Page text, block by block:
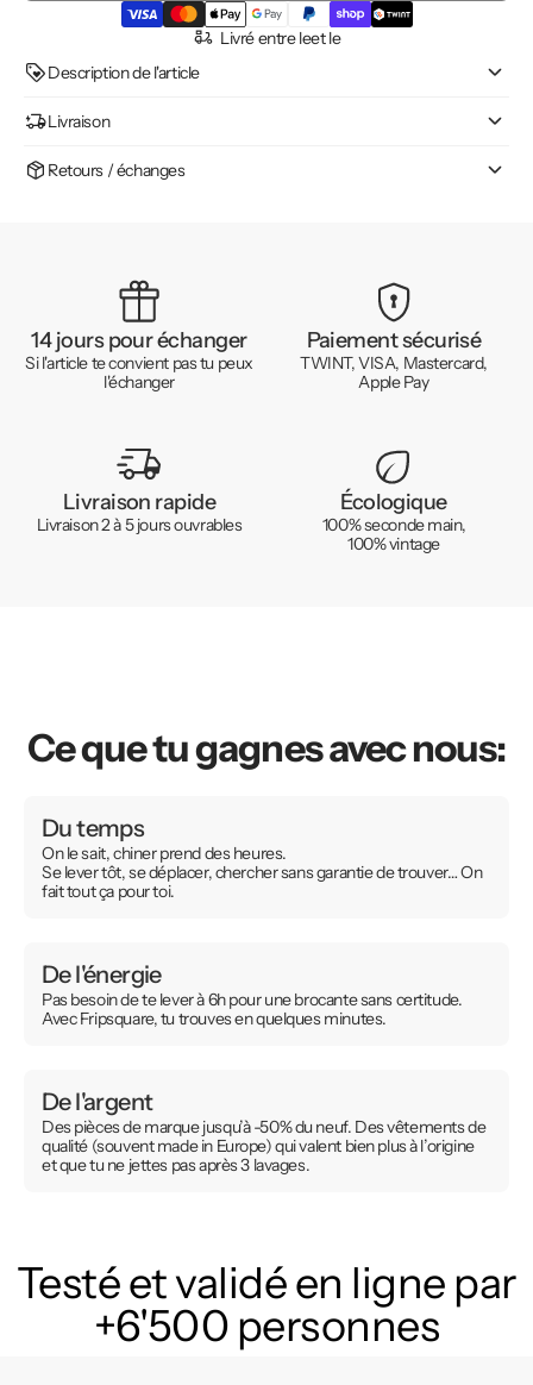
Livré entre leet le
Description de l'article
Livraison
Retours / échanges
14 jours pour échanger
Si l'article te convient pas tu peux
l'échanger
Paiement sécurisé
TWINT, VISA, Mastercard,
Apple Pay
Livraison rapide
Livraison 2 à 5 jours ouvrables
Écologique
100% seconde main,
100% vintage
Ce que tu gagnes avec nous:
Du temps
On le sait, chiner prend des heures.
Se lever tôt, se déplacer, chercher sans garantie de trouver… On
fait tout ça pour toi.
De l'énergie
Pas besoin de te lever à 6h pour une brocante sans certitude.
Avec Fripsquare, tu trouves en quelques minutes.
De l'argent
Des pièces de marque jusqu’à -50% du neuf. Des vêtements de
qualité (souvent made in Europe) qui valent bien plus à l’origine
et que tu ne jettes pas après 3 lavages.
Testé et validé en ligne par
+6'500 personnes